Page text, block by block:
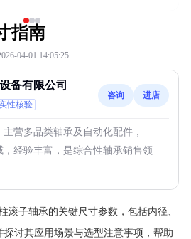
指南
04-01 14:05:25
备有限公司
性核验
咨询 进店
营多品类轴承及自动化配件，
，经验丰富，是综合性轴承销售领
滚子轴承的关键尺寸参数，包括内径、
讨其应用场景与选型注意事项，帮助